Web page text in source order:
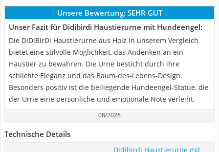
Unsere Bewertung: SEHR GUT
Unser Fazit für Didibirdi Haustierurne mit Hundeengel:
Die DiDiBirDi Haustierurne aus Holz in unserem Vergleich
bietet eine stilvolle Möglichkeit, das Andenken an ein
Haustier zu bewahren. Die Urne besticht durch ihre
schlichte Eleganz und das Baum-des-Lebens-Design.
Besonders positiv ist die beiliegende Hundeengel-Statue, die
der Urne eine persönliche und emotionale Note verleiht.
08/2026
Technische Details
Didibirdi Haustierurne mit